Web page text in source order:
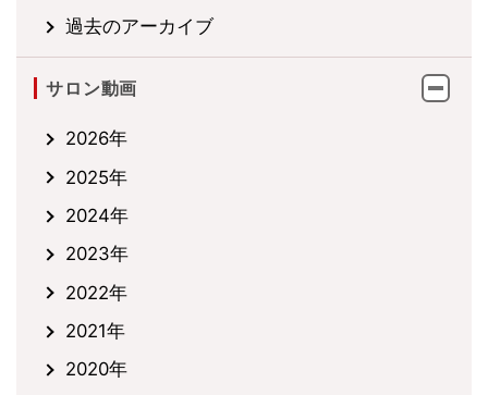
過去のアーカイブ
サロン動画
2026年
2025年
2024年
2023年
2022年
2021年
2020年